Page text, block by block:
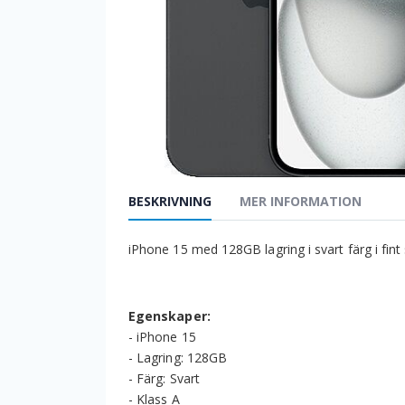
BESKRIVNING
iPhone 15 med 128GB lagring i svart färg i
Egenskaper:
- iPhone 15
- Lagring: 128GB
- Färg: Svart
- Klass A
MER INFORMATION